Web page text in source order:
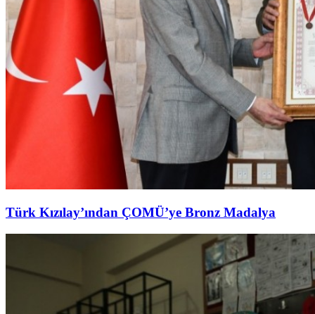
Türk Kızılay’ından ÇOMÜ’ye Bronz Madalya